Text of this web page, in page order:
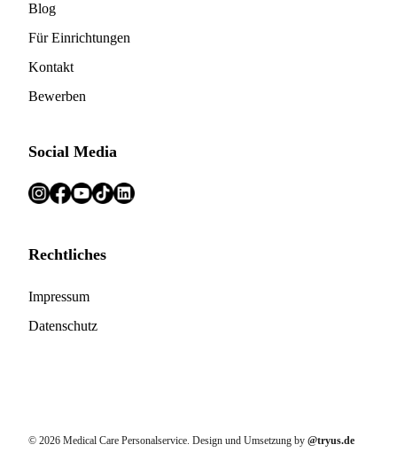
Blog
Für Einrichtungen
Kontakt
Bewerben
Social Media
Rechtliches
Impressum
Datenschutz
© 2026 Medical Care Personalservice. Design und Umsetzung by @tryus.de